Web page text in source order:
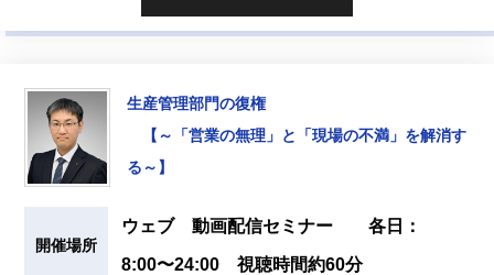
生産管理部門の復権
【～「営業の無理」と「現場の不満」を解消す
る～】
開催場所
ウェブ 動画配信セミナー 各日：
8:00〜24:00 視聴時間約60分